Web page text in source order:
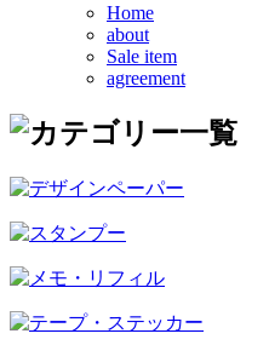
Home
about
Sale item
agreement